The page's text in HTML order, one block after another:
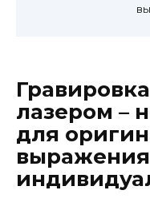
лазером –
для